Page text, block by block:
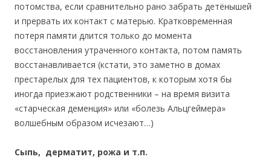
потомства, если сравнительно рано забрать детёнышей
и прервать их контакт с матерью. Кратковременная
потеря памяти длится только до момента
восстановления утраченного контакта, потом память
восстанавливается (кстати, это заметно в домах
престарелых для тех пациентов, к которым хотя бы
иногда приезжают родственники – на время визита
«старческая деменция» или «болезь Альцгеймера»
волшебным образом исчезают…)
Сыпь, дерматит, рожа и т.п.